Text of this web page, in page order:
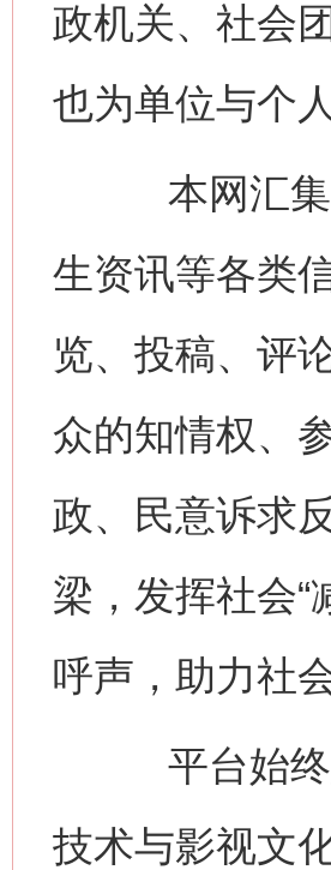
政机关、社会
也为单位与个
本网汇集
生资讯等各类
览、投稿、评
众的知情权、
政、民意诉求
梁，发挥社会“
呼声，助力社
平台始终
技术与影视文